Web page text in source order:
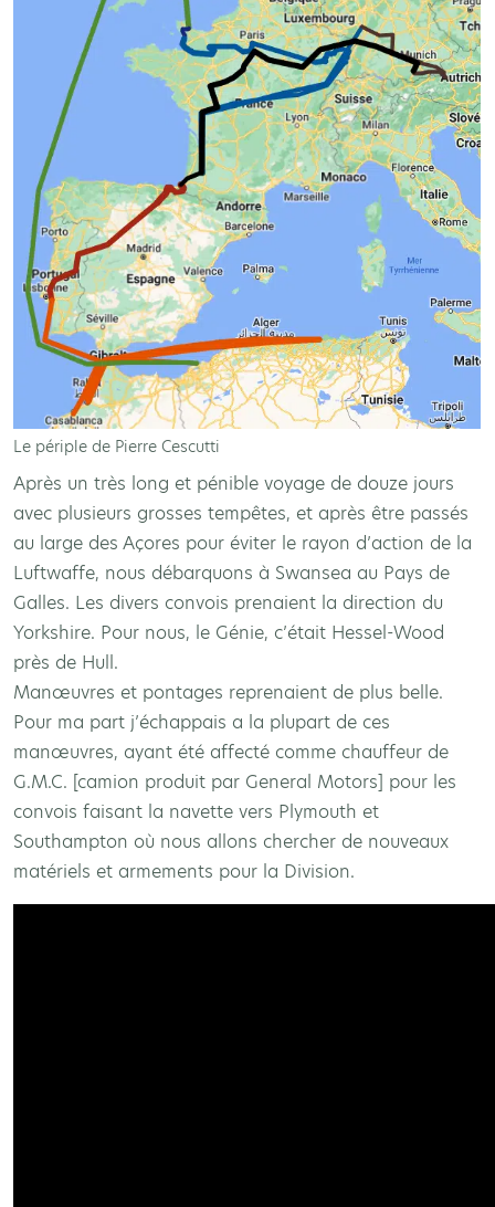
Le périple de Pierre Cescutti
Après un très long et pénible voyage de douze jours
avec plusieurs grosses tempêtes, et après être passés
au large des Açores pour éviter le rayon d’action de la
Luftwaffe, nous débarquons à Swansea au Pays de
Galles. Les divers convois prenaient la direction du
Yorkshire. Pour nous, le Génie, c’était Hessel-Wood
près de Hull.
Manœuvres et pontages reprenaient de plus belle.
Pour ma part j’échappais a la plupart de ces
manœuvres, ayant été affecté comme chauffeur de
G.M.C. [camion produit par General Motors] pour les
convois faisant la navette vers Plymouth et
Southampton où nous allons chercher de nouveaux
matériels et armements pour la Division.